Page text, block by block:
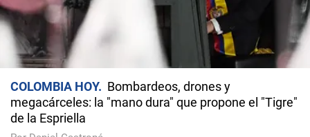
COLOMBIA HOY
Bombardeos, drones y
megacárceles: la "mano dura" que propone el "Tigre"
de la Espriella